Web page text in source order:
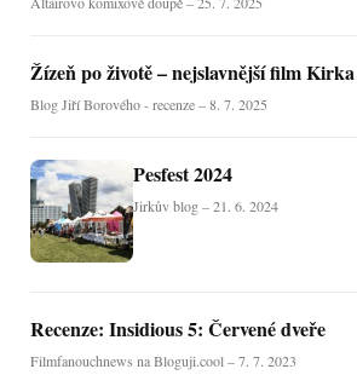
Žízeň po životě – nejslavnější film
Blog Jiří Borového - recenze – 8. 7. 2025
Pesfest 2024
Jirkův blog – 21. 6. 2024
Recenze: Insidious 5: Červené dveře
Filmfanouchnews na Bloguji.cool – 7. 7. 2023